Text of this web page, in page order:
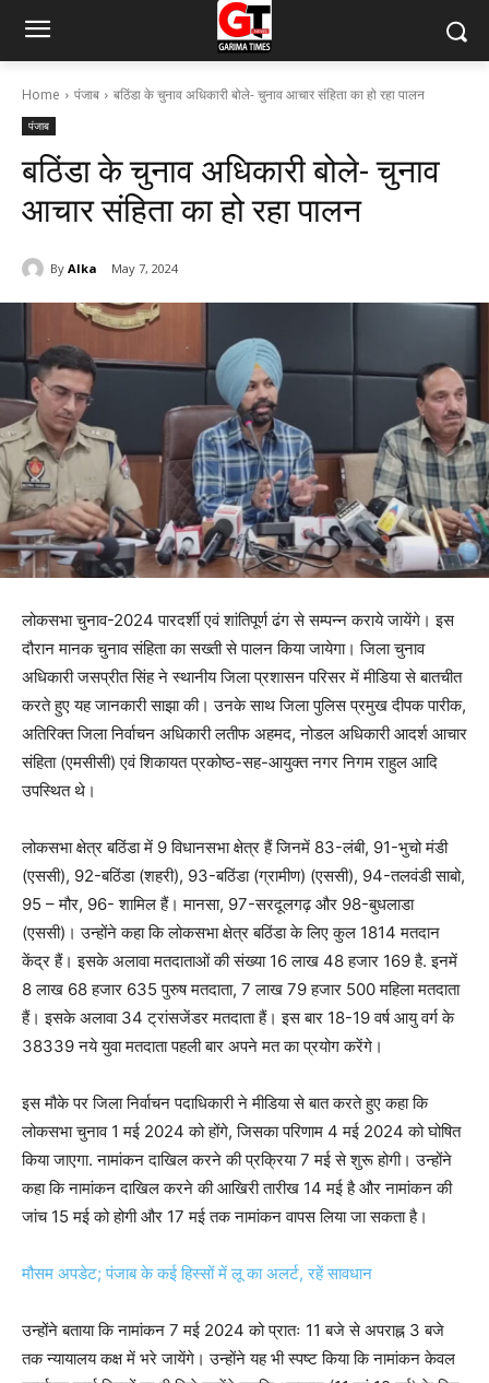
Home पंजाब बठिंडा के चुनाव अधिकारी बोले- चुनाव आचार संहिता का हो रहा पालन
पंजाब
बठिंडा के चुनाव अधिकारी बोले- चुनाव
आचार संहिता का हो रहा पालन
By Alka May 7, 2024
लोकसभा चुनाव-2024 पारदर्शी एवं शांतिपूर्ण ढंग से सम्पन्न कराये जायेंगे। इस
दौरान मानक चुनाव संहिता का सख्ती से पालन किया जायेगा। जिला चुनाव
अधिकारी जसप्रीत सिंह ने स्थानीय जिला प्रशासन परिसर में मीडिया से बातचीत
करते हुए यह जानकारी साझा की। उनके साथ जिला पुलिस प्रमुख दीपक पारीक,
अतिरिक्त जिला निर्वाचन अधिकारी लतीफ अहमद, नोडल अधिकारी आदर्श आचार
संहिता (एमसीसी) एवं शिकायत प्रकोष्ठ-सह-आयुक्त नगर निगम राहुल आदि
उपस्थित थे।
लोकसभा क्षेत्र बठिंडा में 9 विधानसभा क्षेत्र हैं जिनमें 83-लंबी, 91-भुचो मंडी
(एससी), 92-बठिंडा (शहरी), 93-बठिंडा (ग्रामीण) (एससी), 94-तलवंडी साबो,
95 – मौर, 96- शामिल हैं। मानसा, 97-सरदूलगढ़ और 98-बुधलाडा
(एससी)। उन्होंने कहा कि लोकसभा क्षेत्र बठिंडा के लिए कुल 1814 मतदान
केंद्र हैं। इसके अलावा मतदाताओं की संख्या 16 लाख 48 हजार 169 है. इनमें
8 लाख 68 हजार 635 पुरुष मतदाता, 7 लाख 79 हजार 500 महिला मतदाता
हैं। इसके अलावा 34 ट्रांसजेंडर मतदाता हैं। इस बार 18-19 वर्ष आयु वर्ग के
38339 नये युवा मतदाता पहली बार अपने मत का प्रयोग करेंगे।
इस मौके पर जिला निर्वाचन पदाधिकारी ने मीडिया से बात करते हुए कहा कि
लोकसभा चुनाव 1 मई 2024 को होंगे, जिसका परिणाम 4 मई 2024 को घोषित
किया जाएगा. नामांकन दाखिल करने की प्रक्रिया 7 मई से शुरू होगी। उन्होंने
कहा कि नामांकन दाखिल करने की आखिरी तारीख 14 मई है और नामांकन की
जांच 15 मई को होगी और 17 मई तक नामांकन वापस लिया जा सकता है।
मौसम अपडेट; पंजाब के कई हिस्सों में लू का अलर्ट, रहें सावधान
उन्होंने बताया कि नामांकन 7 मई 2024 को प्रातः 11 बजे से अपराह्न 3 बजे
तक न्यायालय कक्ष में भरे जायेंगे। उन्होंने यह भी स्पष्ट किया कि नामांकन केवल